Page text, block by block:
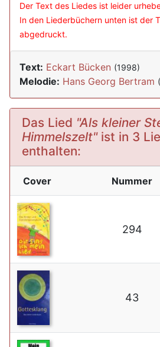
Der Text des Liedes ist leider
In den Liederbüchern unten ist der
abgedruckt.
Text: Eckart Bücken (1998)
Melodie: Hans Georg Bertram
Das Lied "Als kleiner
Himmelszelt"ist in 3
enthalten:
Cover Nummer
294
43